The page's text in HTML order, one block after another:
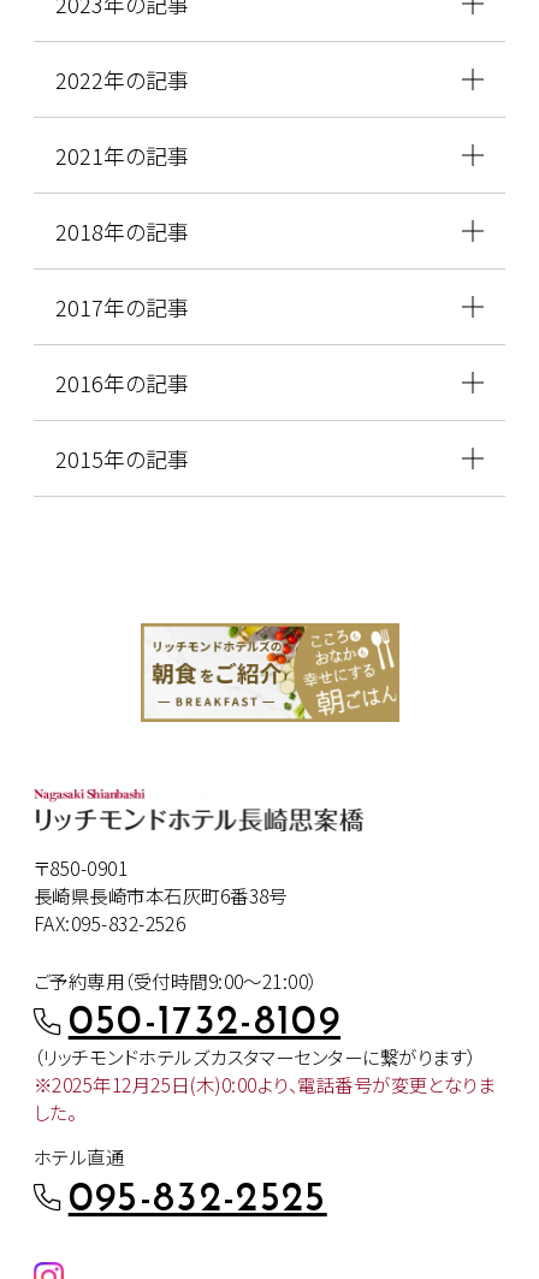
2022年の記事
2021年の記事
2018年の記事
2017年の記事
2016年の記事
2015年の記事
〒850-0901
長崎県長崎市本石灰町6番38号
FAX:095-832-2526
ご予約専用（受付時間9:00～21:00）
050-1732-8109
（リッチモンドホテルズカスタマーセンターに繋がります）
※2025年12月25日(木)0:00より、電話番号が変更となりま
した。
ホテル直通
095-832-2525